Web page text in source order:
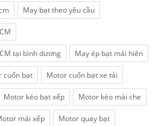
May bạt theo yêu cầu
tại bình dương May ép bạt mái hiên
cuốn bạt Motor cuốn bạt xe tải
Motor kéo bạt xếp Motor kéo mái che
mái xếp Motor quay bạt